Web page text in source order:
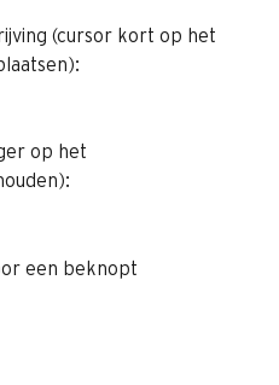
(cursor kort op het
op het
een beknopt